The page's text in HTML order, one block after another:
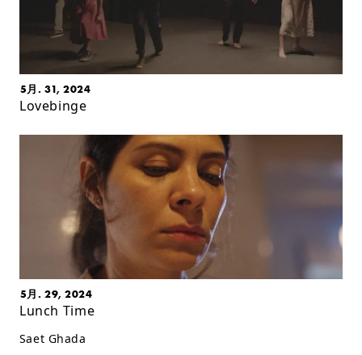
5月. 31, 2024
Lovebinge
5月. 29, 2024
Lunch Time
Saet Ghada